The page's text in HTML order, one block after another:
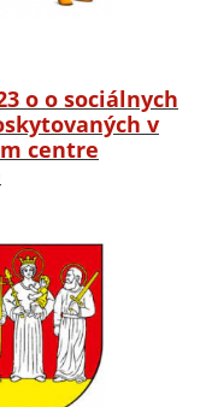
o o sociálnych
v
centre